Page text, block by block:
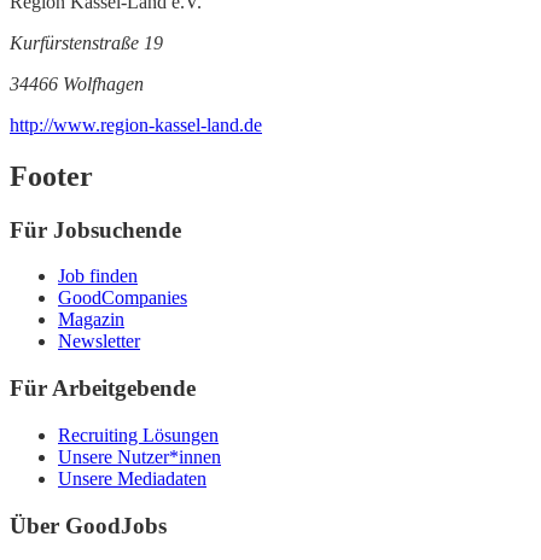
Kurfürstenstraße 19
34466 Wolfhagen
http://www.region-kassel-land.de
Footer
Für Jobsuchende
Job finden
GoodCompanies
Magazin
Newsletter
Für Arbeitgebende
Recruiting Lösungen
Unsere Nutzer*innen
Unsere Mediadaten
Über GoodJobs